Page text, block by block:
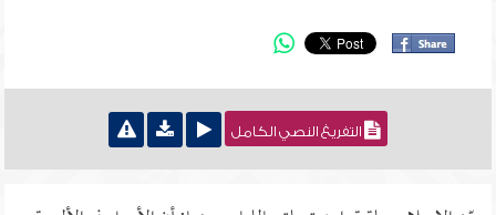
التفريغ النصي الكامل